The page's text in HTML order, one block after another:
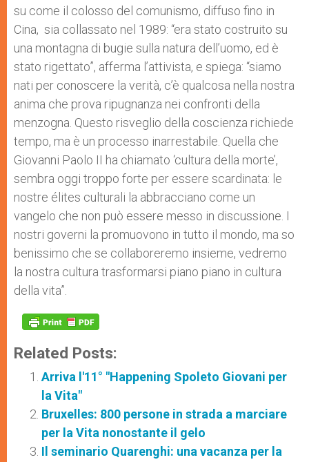
su come il colosso del comunismo, diffuso fino in
Cina, sia collassato nel 1989: “era stato costruito su
una montagna di bugie sulla natura dell’uomo, ed è
stato rigettato”, afferma l’attivista, e spiega: “siamo
nati per conoscere la verità, c’è qualcosa nella nostra
anima che prova ripugnanza nei confronti della
menzogna. Questo risveglio della coscienza richiede
tempo, ma è un processo inarrestabile. Quella che
Giovanni Paolo II ha chiamato ‘cultura della morte’,
sembra oggi troppo forte per essere scardinata: le
nostre élites culturali la abbracciano come un
vangelo che non può essere messo in discussione. I
nostri governi la promuovono in tutto il mondo, ma so
benissimo che se collaboreremo insieme, vedremo
la nostra cultura trasformarsi piano piano in cultura
della vita”.
Related Posts:
Arriva l'11° "Happening Spoleto Giovani per
la Vita"
Bruxelles: 800 persone in strada a marciare
per la Vita nonostante il gelo
Il seminario Quarenghi: una vacanza per la